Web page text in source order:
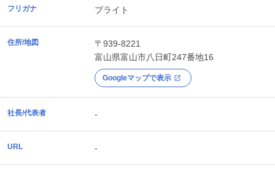
フリガナ ブライト
住所/地図
〒939-8221
富山県富山市八日町247番地16
Googleマップで表示
社長/代表者 -
URL -